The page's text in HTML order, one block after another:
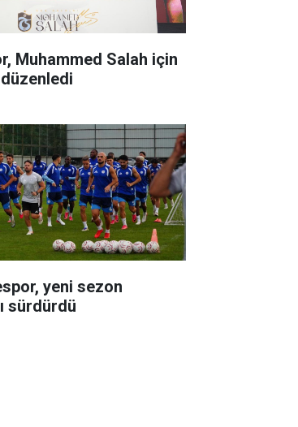
Muhammed Salah için
yeni sezon
sürdürdü